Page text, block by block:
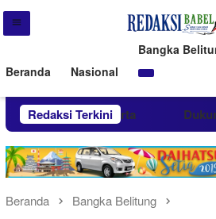
Beranda Nasional
Bangka
Redaksi Terkini
Darah di Jakarta Dukung
Beranda Bangka Belitung